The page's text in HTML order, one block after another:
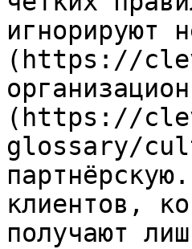
игнорируют
(https://
(https://
glossary/
клиентов,
получают